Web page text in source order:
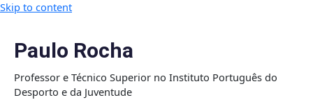
Skip to content
Paulo Rocha
Professor e Técnico Superior no Instituto Português do
Desporto e da Juventude